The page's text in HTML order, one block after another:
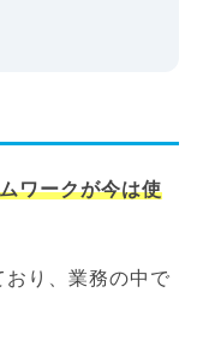
ワークが今は使
おり、業務の中で